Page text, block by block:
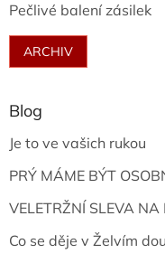
Pečlivé balení zásilek
ARCHIV
Blog
Je to ve vašich rukou
PRÝ MÁME BÝT
VELETRŽNÍ SLEVA NA
Co se děje v Želvím